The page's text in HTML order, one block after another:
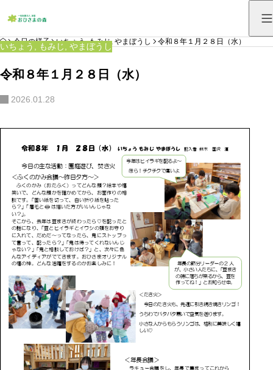
HOME
今日の様子 いちょう,もみじ,やまぼうし 令和８年１月２８日（水）
いちょう もみじ やまぼうし
令和８年１月２８日（水）
2026.01.28